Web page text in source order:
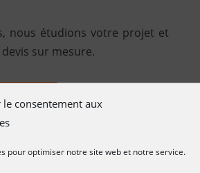
le consentement aux
pour optimiser notre site web et notre service.
nous étudions votre projet et
sur mesure.